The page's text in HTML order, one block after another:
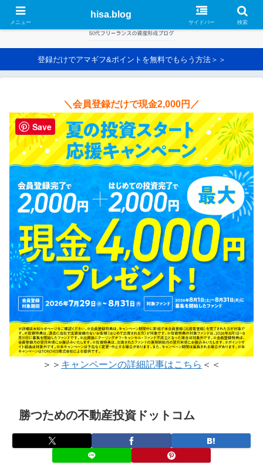
登録だけでアマギフ&ポイントを無料でもらう方法＞＞
＼会員登録だけで現金2,000円／
＞＞ キャンペーンの詳細記事はこちら ＜＜
勝つための不動産投資ドットコム
メニュー
hisa.blog
サイドバー 検索
Save